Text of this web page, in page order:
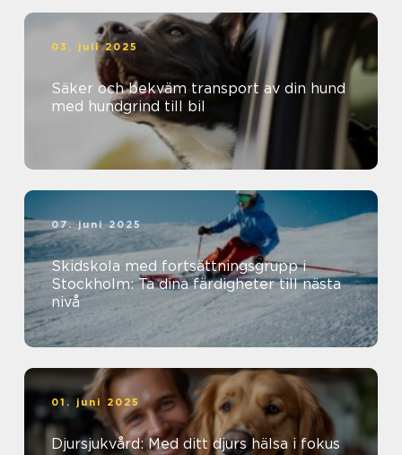
03. juli 2025
Säker och bekväm transport av din hund
med hundgrind till bil
07. juni 2025
Skidskola med fortsättningsgrupp i
Stockholm: Ta dina färdigheter till nästa
nivå
01. juni 2025
Djursjukvård: Med ditt djurs hälsa i fokus